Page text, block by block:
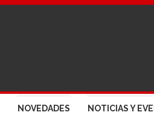
NOVEDADES NOTICIAS Y